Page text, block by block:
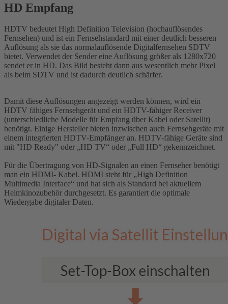
HD Empfang
HDTV bedeutet High Definition Television (hochauflösendes
Fernsehen) und ist ein Fernsehstandard mit einer deutlich besseren
Auflösung als sie das normalauflösende Digitalfernsehen SDTV
bietet. Verwendet der Sender eine Auflösung größer als 1280x720
sendet er in HD. Das Bild besteht dann aus wesentlich mehr Pixel
als beim SDTV und ist dadurch deutlich schärfer.
Damit diese Auflösungen angezeigt werden können, wird ein
HDTV fähiges Fernsehgerät und ein HDTV-fähiger Receiver
(unterschiedliche Modelle für Empfang über Kabel oder Satellit)
benötigt. Einige Hersteller bieten inzwischen auch Fernsehgeräte mit
einem integrierten HDTV-Empfänger an. HDTV-fähige Geräte sind
mit "HD Ready" oder „HD TV“ oder „Full HD“ gekennzeichnet.
Für die Übertragung von HD-Signalen an einen Fernseher benötigt
man ein HDMI- Kabel. HDMI steht für „High Definition
Multimedia Interface“ und hat sich als Standard bei aktuellem
Heimkinozubehör durchgesetzt. Es garantiert die optimale
Wiedergabe digitaler Daten.